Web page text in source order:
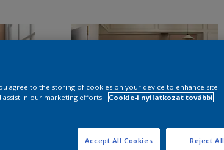
agree to the storing of cookies on your device to enhance site
assist in our marketing efforts.
Cookie-i nyilatkozat további
Reject All
Accept All Cookies